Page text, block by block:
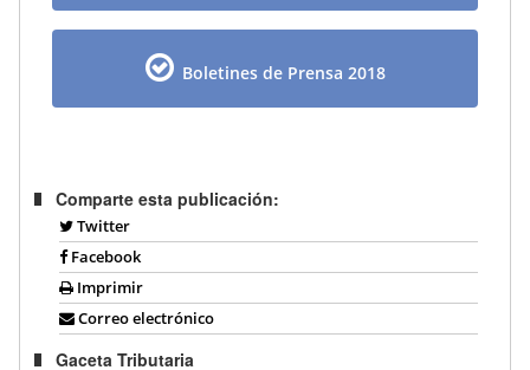
Boletines de Prensa 2018
Comparte esta publicación:
Twitter
Facebook
Imprimir
Correo electrónico
Gaceta Tributaria